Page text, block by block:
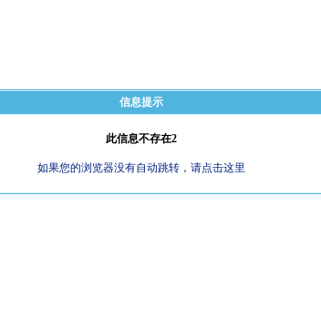
信息提示
此信息不存在2
如果您的浏览器没有自动跳转，请点击这里